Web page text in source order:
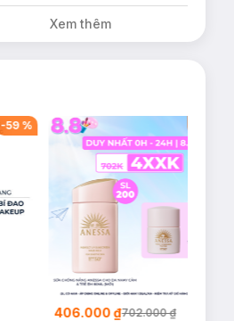
7g trị giá 198K
(SL có hạn)
Xem thêm
-59%
406.000 ₫702.000 ₫